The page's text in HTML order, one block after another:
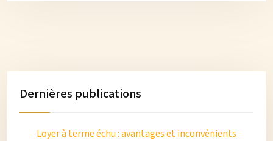
Dernières publications
Loyer à terme échu : avantages et inconvénients